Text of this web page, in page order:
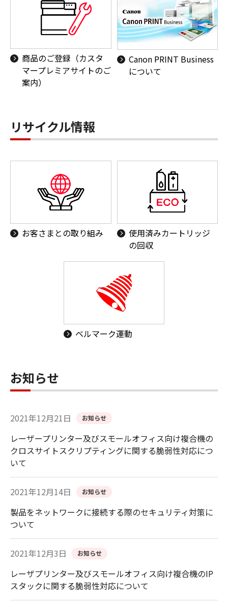
商品のご登録（カスタ
マープレミアサイトのご
案内）
Canon PRINT Business
について
リサイクル情報
お客さまとの取り組み
使用済みカートリッジ
の回収
ベルマーク運動
お知らせ
2021年12月21日 お知らせ
レーザープリンター及びスモールオフィス向け複合機の
クロスサイトスクリプティングに関する脆弱性対応につ
いて
2021年12月14日 お知らせ
製品をネットワークに接続する際のセキュリティ対策に
ついて
2021年12月3日 お知らせ
レーザプリンター及びスモールオフィス向け複合機のIP
スタックに関する脆弱性対応について